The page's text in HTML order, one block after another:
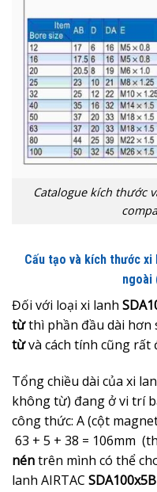
Catalogue kích thước
Cấu tạo và kích thước xi
ngoài
Đối với loại xi lanh
từthì phần đầu dài hơn
từvà cách tính cũng rất
Tổng chiều dài của xi
không từ) đang ở vi trí
công thức: A (cột
63 + 5 + 38 = 106mm
néntrên mình có thể
lanh AIRTAC SDA100x5B